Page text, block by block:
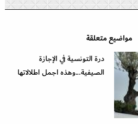
مواضيع متعلقة
درة التونسية في الإجازة
الصيفية...وهذه اجمل اطلالاتها